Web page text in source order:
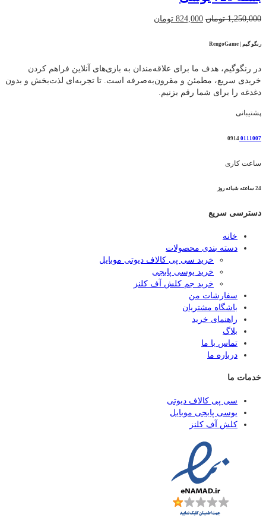
1,250,000 تومان قیمت
824,000 تومان
رنگو گیم | RengoGame
در رنگوگیم، هدف ما برای علاقه‌مندان به بازی‌های آنلاین فراهم کردن
خریدی سریع، مطمئن و مقرون‌به‌صرفه است. تا تجربه‌ای لذت‌بخش و بدون
دغدغه را برای شما رقم بزنیم.
پشتیبانی
0111007
0914
ساعت کاری
24 ساعته شبانه روز
دسترسی سریع
خانه
دسته بندی محصولات
خرید سی پی کالاف دیوتی موبایل
خرید یوسی پابجی
خرید جم کلش آف کلنز
سفارشات من
باشگاه مشتریان
راهنمای خرید
بلاگ
تماس با ما
درباره ما
خدمات ما
سی پی کالاف دیوتی
یوسی پابجی موبایل
کلش آف کلنز